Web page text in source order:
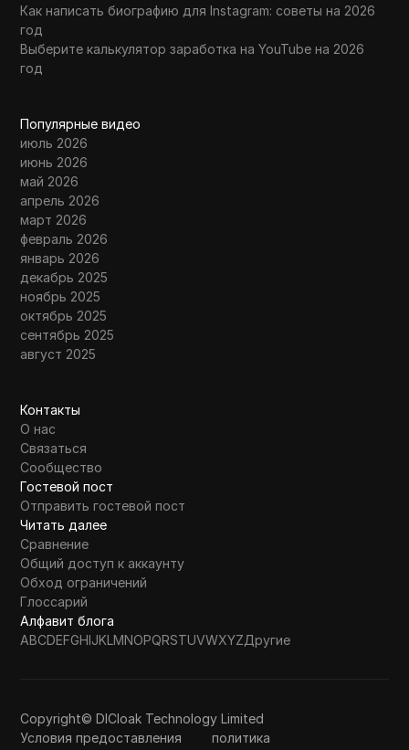
Как написать биографию для Instagram: советы на 2026
год
Выберите калькулятор заработка на YouTube на 2026
год
Популярные видео
июль 2026
июнь 2026
май 2026
апрель 2026
март 2026
февраль 2026
январь 2026
декабрь 2025
ноябрь 2025
октябрь 2025
сентябрь 2025
август 2025
Контакты
О нас
Связаться
Сообщество
Гостевой пост
Отправить гостевой пост
Читать далее
Сравнение
Общий доступ к аккаунту
Обход ограничений
Глоссарий
Алфавит блога
ABCDEFGHIJKLMNOPQRSTUVWXYZДругие
Copyright© DICloak Technology Limited
Условия предоставления
политика